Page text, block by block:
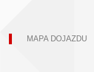
MAPA DOJAZDU